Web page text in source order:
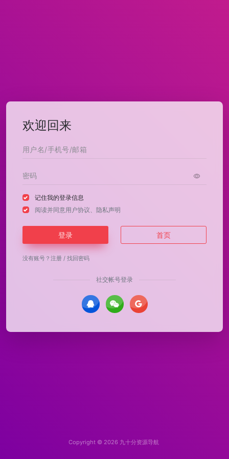
欢迎回来
记住我的登录信息
阅读并同意用户协议 隐私声明
登录 首页
没有账号？ 注册 / 找回密码
社交帐号登录
Copyright © 2026 九十分资源导航